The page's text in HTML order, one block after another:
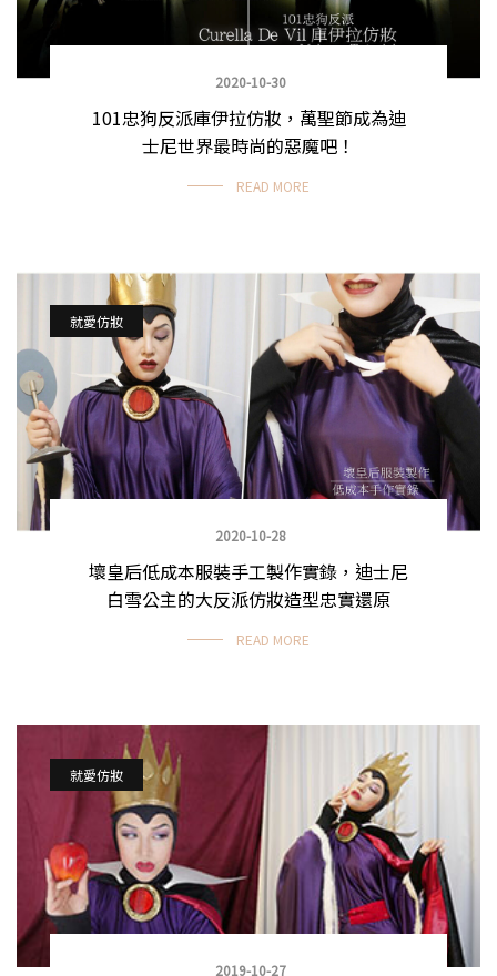
2020-10-30
101忠狗反派庫伊拉仿妝，萬聖節成為迪
士尼世界最時尚的惡魔吧！
READ MORE
就愛仿妝
2020-10-28
壞皇后低成本服裝手工製作實錄，迪士尼
白雪公主的大反派仿妝造型忠實還原
READ MORE
就愛仿妝
2019-10-27